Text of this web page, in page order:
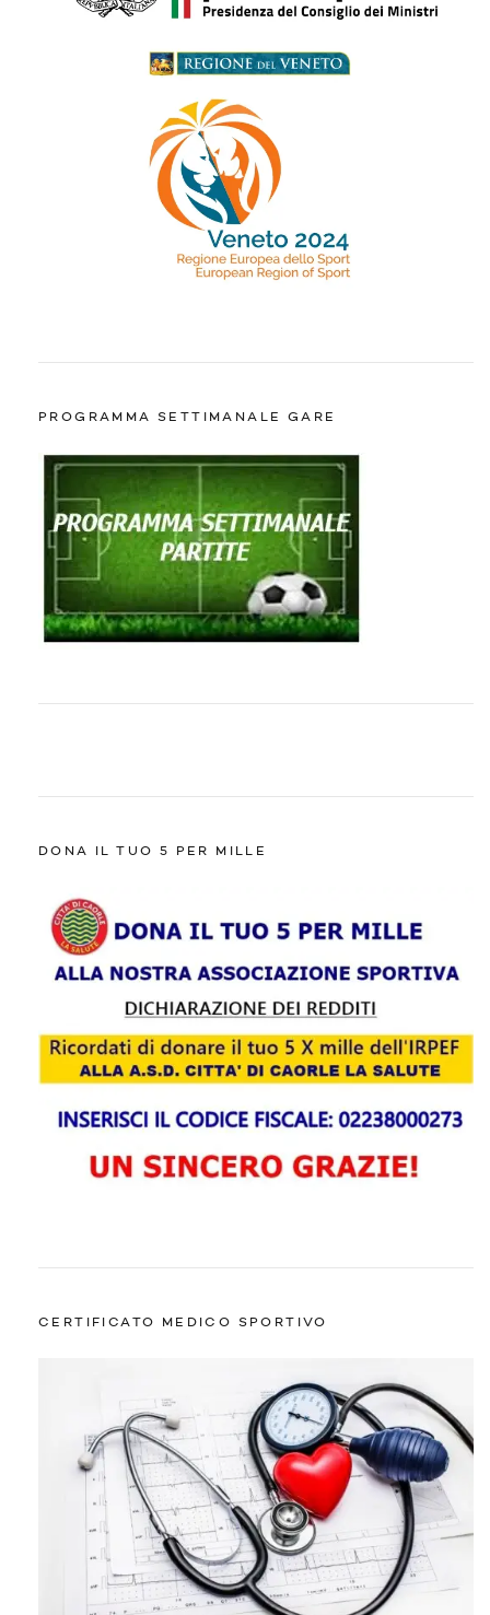
PROGRAMMA SETTIMANALE GARE
DONA IL TUO 5 PER MILLE
CERTIFICATO MEDICO SPORTIVO